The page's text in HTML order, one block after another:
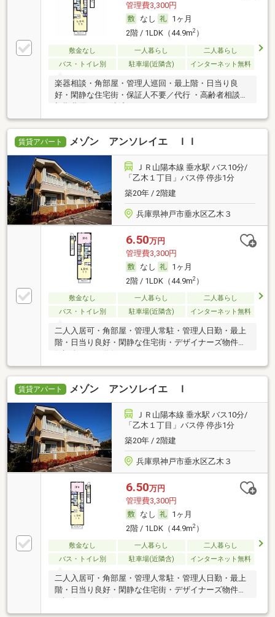
管理費3,300円
なし
1ヶ月
2階 / 1LDK（44.9m2）
敷金なし 一人暮らし
二人暮らし
バス・トイレ別
駐車場(近隣含) インターネット無料
楽器相談・角部屋・管理人巡回・最上階・日当り良
好・閑静な住宅街・保証人不要／代行 ・高齢者相談・
初期費用カード決済可
賃貸アパート メゾン アンソレイエ ＩＩ
ＪＲ山陽本線 垂水駅 バス10分/
「乙木１丁目」バス停 停歩1分
築20年 / 2階建
兵庫県神戸市垂水区乙木３
6.50万円
管理費3,300円
なし
1ヶ月
2階 / 1LDK（44.9m2）
敷金なし 一人暮らし
二人暮らし
バス・トイレ別
駐車場(近隣含) インターネット無料
二人入居可・角部屋・管理人常駐・管理人日勤・最上
階・日当り良好・閑静な住宅街・デザイナーズ物件・
賃貸アパート メゾン アンソレイエ Ｉ
ＪＲ山陽本線 垂水駅 バス10分/
「乙木１丁目」バス停 停歩1分
築20年 / 2階建
兵庫県神戸市垂水区乙木３
6.50万円
管理費3,300円
なし
1ヶ月
2階 / 1LDK（44.9m2）
敷金なし 一人暮らし
二人暮らし
バス・トイレ別
駐車場(近隣含) インターネット無料
二人入居可・角部屋・管理人常駐・管理人日勤・最上
階・日当り良好・閑静な住宅街・デザイナーズ物件・